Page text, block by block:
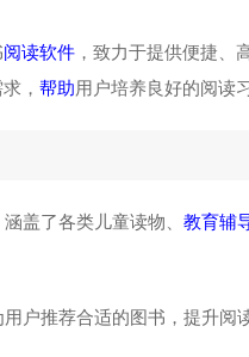
阅读软件 ，致力于提供便捷、
， 帮助用户培养良好的阅读
盖了各类儿童读物、 教育辅
户推荐合适的图书，提升阅